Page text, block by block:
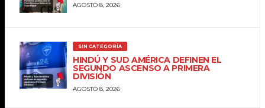
AGOSTO 8, 2026
SIN CATEGORÍA
HINDÚ Y SUD AMÉRICA DEFINEN EL
SEGUNDO ASCENSO A PRIMERA
DIVISIÓN
AGOSTO 8, 2026